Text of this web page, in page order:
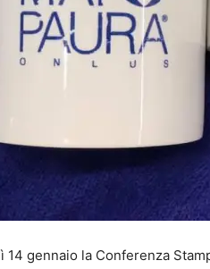
14 gennaio la Conferenza